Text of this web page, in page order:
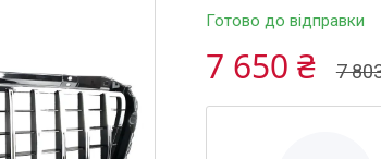
Готово до відправки
7
7 650 ₴